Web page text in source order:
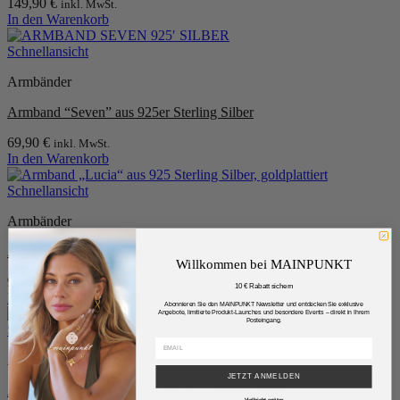
inkl. MwSt.
In den Warenkorb
Schnellansicht
Armbänder
Armband “Seven” aus 925er Sterling Silber
69,90 € inkl. MwSt.
In den Warenkorb
Schnellansicht
Armbänder
Armband „Lucia“ aus 925 Sterling Silber, goldplattiert
99,90€ inkl. MwSt.
In den Warenkorb
Schnellansicht
Armbänder
Armband “Liv” Multicolor aus 925 Sterling Silber
Willkommen bei MAINPUNKT
10 € Rabatt sichern
Abonnieren Sie den MAINPUNKT Newsletter und entdecken Sie exklusive
Angebote, limitierte Produkt-Launches und besondere Events – direkt in Ihrem
Posteingang.
JETZT ANMELDEN